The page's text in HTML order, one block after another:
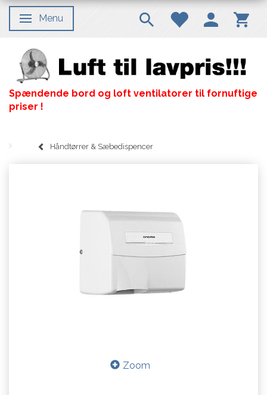
Skifte navigation
Menu
Spændende bord og loft ventilatorer til fornuftige
priser !
Håndtørrer & Sæbedispencer
Zoom